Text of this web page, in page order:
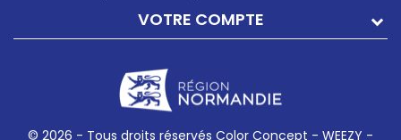
VOTRE COMPTE
© 2026 - Tous droits réservés Color Concept - WEEZY -